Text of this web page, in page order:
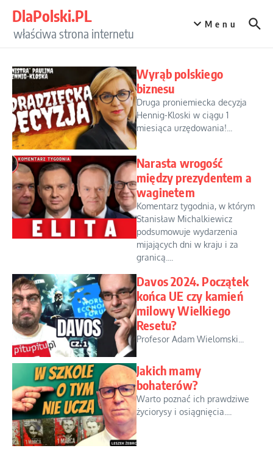
DlaPolski.PL
właściwa strona internetu
Menu
Wyrąb polskiego
biznesu
Druga proniemiecka decyzja
Hennig-Kloski w ciągu 1
miesiąca urzędowania!...
Narasta wrogość
między prezydentem a
waginetem
Komentarz tygodnia, w którym
Stanisław Michalkiewicz
podsumowuje wydarzenia
mijających dni w kraju i za
granicą....
Davos 2024. Początek
końca UE czy kamień
milowy Wielkiego
Resetu?
Profesor Adam Wielomski...
Jakich mamy
bohaterów?
Warto poznać ich prawdziwe
życiorysy i osiągnięcia....